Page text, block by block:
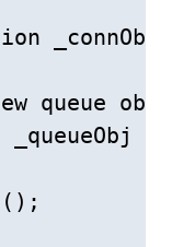
queue
_queueObj